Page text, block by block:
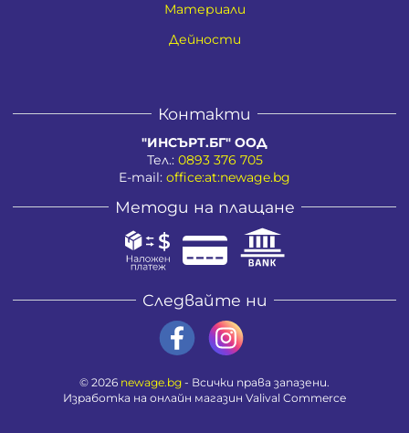
Материали
Дейности
Контакти
"ИНСЪРТ.БГ" ООД
Тел.: 0893 376 705
E-mail: office:at:newage.bg
Методи на плащане
Следвайте ни
© 2026 newage.bg - Всички права запазени.
Изработка на онлайн магазин Valival Commerce